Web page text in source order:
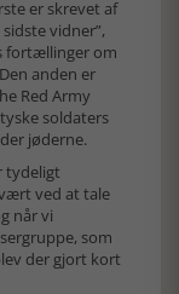
er skrevet af
vidner”,
fortællinger om
anden er
Red Army
soldaters
jøderne.
tydeligt
ved at tale
når vi
som
der gjort kort